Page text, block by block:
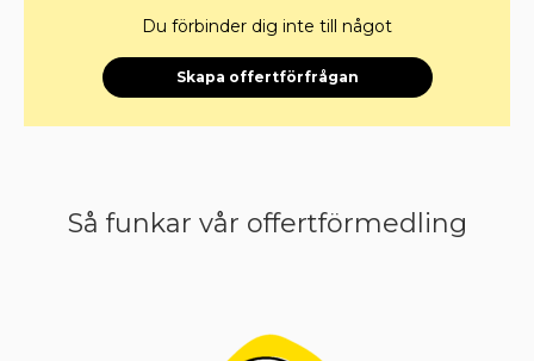
Du förbinder dig inte till något
Skapa offertförfrågan
Så funkar vår offertförmedling